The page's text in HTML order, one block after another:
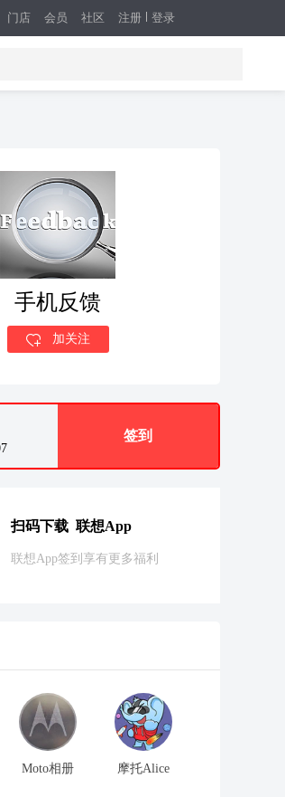
注册 登录
门店 会员 社区
手机反馈
加关注
签到
扫码下载 联想App
联想App签到享有更多福利
Moto相册 摩托Alice